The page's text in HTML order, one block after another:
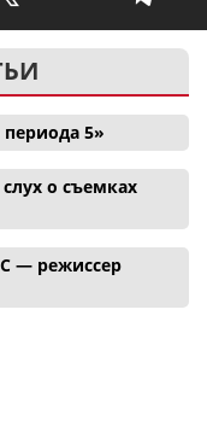
5»
о съемках
— режиссер